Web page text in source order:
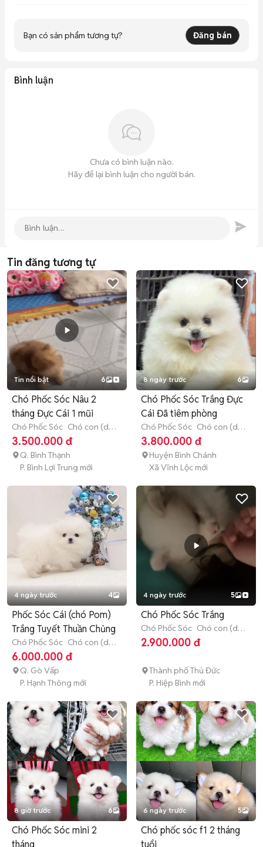
Bạn có sản phẩm tương tự? Đăng bán
Bình luận
Chưa có bình luận nào.
Hãy để lại bình luận cho người bán.
Tin đăng tương tự
Tin nổi bật 6
Chó Phốc Sóc Nâu 2
tháng Đực Cái 1 mũi
Chó Phốc Sóc Chó con (dưới
3 tháng tuổi)
3.500.000 đ
Q. Bình Thạnh
P. Bình Lợi Trung mới
8 ngày trước 6
Chó Phốc Sóc Trắng Đực
Cái Đã tiêm phòng
Chó Phốc Sóc Chó con (dưới
3 tháng tuổi)
3.800.000 đ
Huyện Bình Chánh
Xã Vĩnh Lộc mới
4 ngày trước 4
Phốc Sóc Cái (chó Pom)
Trắng Tuyết Thuần Chủng
Chó Phốc Sóc Chó con (dưới
3 tháng tuổi)
6.000.000 đ
Q. Gò Vấp
P. Hạnh Thông mới
4 ngày trước 5
Chó Phốc Sóc Trắng
Chó Phốc Sóc Chó con (dưới
3 tháng tuổi)
2.900.000 đ
Thành phố Thủ Đức
P. Hiệp Bình mới
8 giờ trước 6
Chó Phốc Sóc mini 2
tháng
6 ngày trước 5
Chó phốc sóc f1 2 tháng
tuổi